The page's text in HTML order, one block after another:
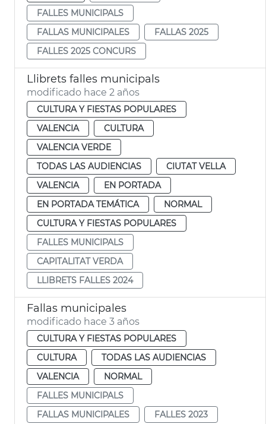
FALLES MUNICIPALS
FALLAS MUNICIPALES
FALLAS 2025
FALLES 2025 CONCURS
Llibrets falles municipals
modificado hace 2 años
CULTURA Y FIESTAS POPULARES
VALENCIA
CULTURA
VALENCIA VERDE
TODAS LAS AUDIENCIAS
CIUTAT VELLA
VALENCIA
EN PORTADA
EN PORTADA TEMÁTICA
NORMAL
CULTURA Y FIESTAS POPULARES
FALLES MUNICIPALS
CAPITALITAT VERDA
LLIBRETS FALLES 2024
Fallas municipales
modificado hace 3 años
CULTURA Y FIESTAS POPULARES
CULTURA
TODAS LAS AUDIENCIAS
VALENCIA
NORMAL
FALLES MUNICIPALS
FALLAS MUNICIPALES
FALLES 2023